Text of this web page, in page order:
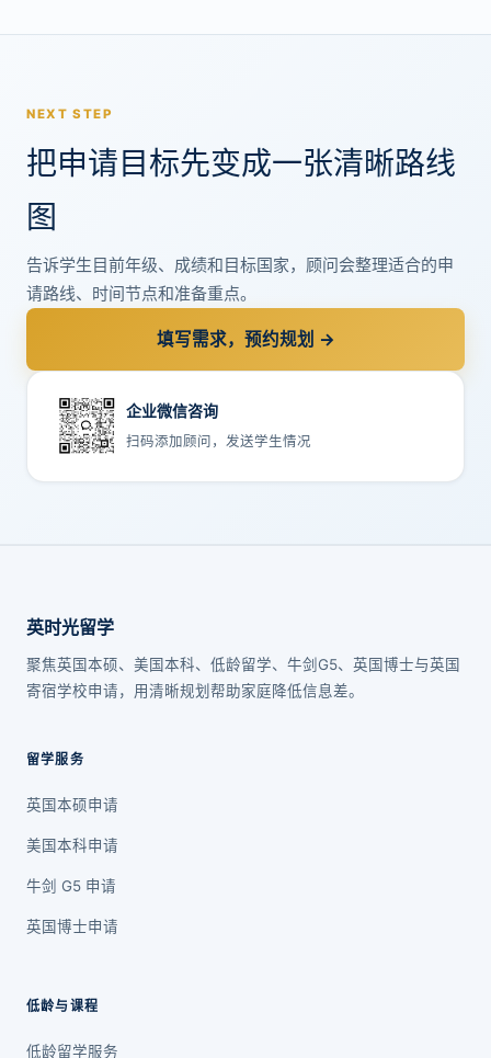
NEXT STEP
把申请目标先变成一张清晰路线
图
告诉学生目前年级、成绩和目标国家，顾问会整理适合的申
请路线、时间节点和准备重点。
填写需求，预约规划 →
企业微信咨询
扫码添加顾问，发送学生情况
英时光留学
聚焦英国本硕、美国本科、低龄留学、牛剑G5、英国博士与英国
寄宿学校申请，用清晰规划帮助家庭降低信息差。
留学服务
英国本硕申请
美国本科申请
牛剑 G5 申请
英国博士申请
低龄与课程
低龄留学服务